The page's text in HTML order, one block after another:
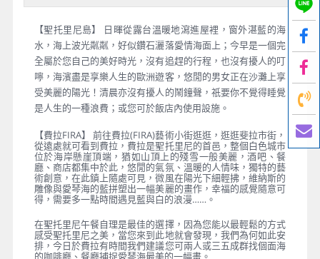
【聖托里尼島】 日暉從露台溫暖地瀉進屋裡，窗外湛藍的海
水，海上波光粼粼，好似鑽石灑落愛情海面上；今早是一個完
全屬於您自己的美好時光，沒有追趕的行程，也沒有擾人的叮
嚀，海濱盡是享樂人生的歐洲遊客，悠閒的男女正在沙灘上享
受美麗的陽光！清晨亦沒有擾人的鬧鐘聲，祇要你不覺得睡覺
是人生的一種浪費；或您可於飯店內使用設施。
【費拉FIRA】 前往費拉(FIRA)藝術小街逛逛，逛逛斐拉市街，
從遠處就可看到費拉，費拉是聖托里尼的首邑，整個白色城市
位於海岸懸崖頂端，猶如山頂上的殘雪一般美麗，酒吧、餐
廳、商店都集中於此，悠閒的氣氛、溫暖的人情味，獨特的藝
術創意，在此鎮上隨處可見，微風在陽光下細輕拂，維納斯的
雕像與愛琴海的藍拼塑出一幅美麗的畫作，幸福的感覺隨意可
得，需要多一點時間遇見藍與白的浪漫……。
在聖托里尼午餐自理是最佳的選擇，因為您能以最輕鬆的方式
感受聖托里尼之美，當您來到此地就會發現，我們為何如此安
排，今日於費拉有時間我們建議您可兩人或三五成群找個面海
的咖啡廳、餐廳捕捉愛琴海最美的一幅畫。